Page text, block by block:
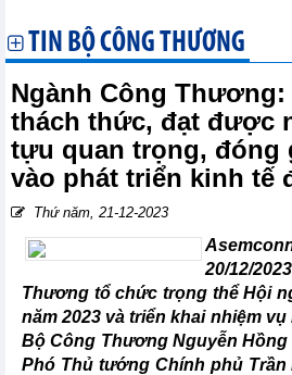
TIN BỘ CÔNG THƯƠNG
Ngành Công
thách thức, đạt được
tựu quan trọng, đóng
vào phát triển kinh tế
Thứ năm, 21-12-2023
20/12/
Thương tổ chức trọng thể Hội
năm 2023 và triển khai nhiệm
Bộ Công Thương Nguyễn
Phó Thủ tướng Chính phủ Trần